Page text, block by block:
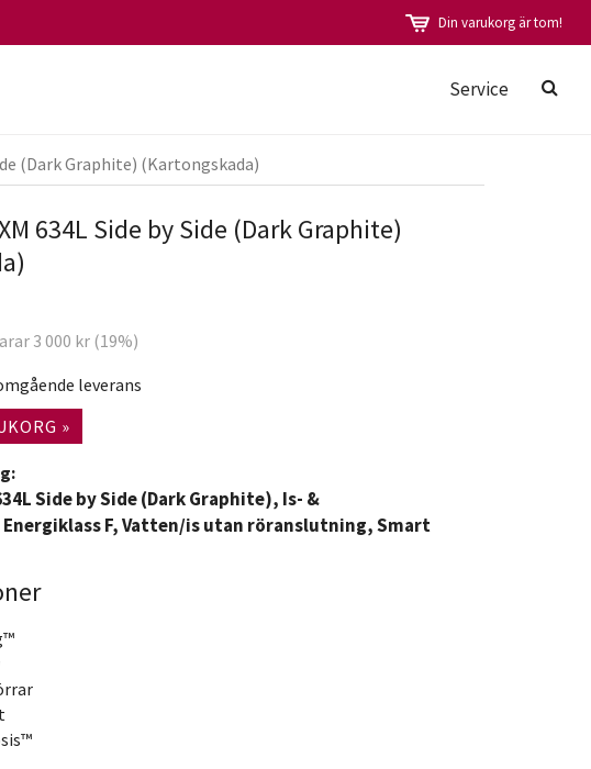
Din varukorg är tom!
Service
(Dark Graphite) (Kartongskada)
634L Side by Side (Dark Graphite)
3 000 kr (19%)
leverans
»
Side by Side (Dark Graphite), Is- &
F, Vatten/is utan röranslutning, Smart